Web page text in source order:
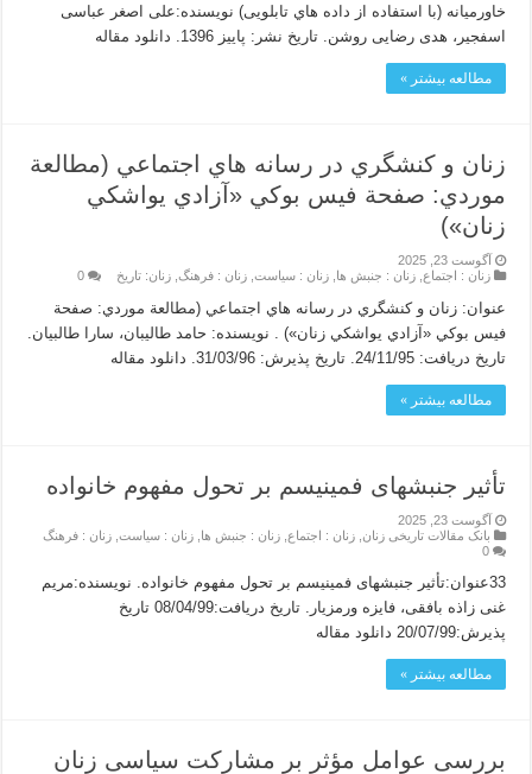
خاورمیانه (با استفاده از داده هاي تابلویی) نویسنده:علی اصغر عباسی
اسفجیر، هدی رضایی روشن. تاریخ نشر: پاییز 1396. دانلود مقاله
مطالعه بیشتر »
زنان و كنشگري در رسانه هاي اجتماعي (مطالعة
موردي: صفحة فيس بوكي «آزادي يواشكي
زنان»)
آگوست 23, 2025
زنان : اجتماع ,زنان : جنبش ها ,زنان : سیاست ,زنان : فرهنگ ,زنان: تاریخ 0
عنوان: زنان و كنشگري در رسانه هاي اجتماعي (مطالعة موردي: صفحة
فيس بوكي «آزادي يواشكي زنان») . نویسنده: حامد طالیبان، سارا طالبیان.
تاریخ دریافت: 24/11/95. تاریخ پذیرش: 31/03/96. دانلود مقاله
مطالعه بیشتر »
تأثیر جنبشهای فمینیسم بر تحول مفهوم خانواده
آگوست 23, 2025
بانک مقالات تاریخی زنان ,زنان : اجتماع ,زنان : جنبش ها ,زنان : سیاست ,زنان : فرهنگ
0
33عنوان:تأثیر جنبشهای فمینیسم بر تحول مفهوم خانواده. نویسنده:مریم
غنی زاذه بافقی، فایزه ورمزیار. تاریخ دریافت:08/04/99 تاریخ
پذیرش:20/07/99 دانلود مقاله
مطالعه بیشتر »
بررسی عوامل مؤثر بر مشارکت سیاسی زنان